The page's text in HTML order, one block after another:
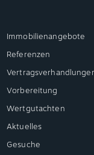
Immobilienangebote
Referenzen
Vorbereitung
Wertgutachten
Aktuelles
Gesuche